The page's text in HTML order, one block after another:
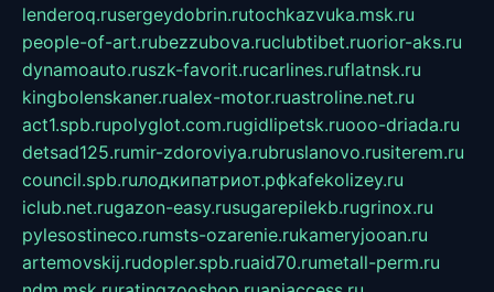
lenderoq.rusergeydobrin.rutochkazvuka.msk.ru
people-of-art.rubezzubova.ruclubtibet.ruorior-aks.ru
dynamoauto.ruszk-favorit.rucarlines.ruflatnsk.ru
kingbolenskaner.rualex-motor.ruastroline.net.ru
act1.spb.rupolyglot.com.rugidlipetsk.ruooo-driada.ru
detsad125.rumir-zdoroviya.rubruslanovo.rusiterem.ru
council.spb.ruлодкипатриот.рфkafekolizey.ru
iclub.net.rugazon-easy.rusugarepilekb.rugrinox.ru
pylesostineco.rumsts-ozarenie.rukameryjooan.ru
artemovskij.rudopler.spb.ruaid70.rumetall-perm.ru